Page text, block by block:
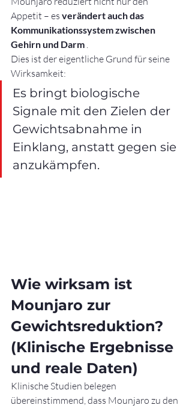
Appetit – es verändert auch das
Kommunikationssystem zwischen
Gehirn und Darm .
Dies ist der eigentliche Grund für seine
Wirksamkeit:
Es bringt biologische
Signale mit den Zielen der
Gewichtsabnahme in
Einklang, anstatt gegen sie
anzukämpfen.
Wie wirksam ist
Mounjaro zur
Gewichtsreduktion?
(Klinische Ergebnisse
und reale Daten)
Klinische Studien belegen
übereinstimmend, dass Mounjaro zu den